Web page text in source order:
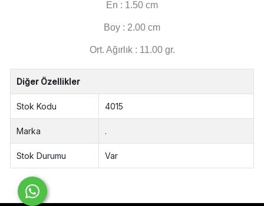
En : 1.50 cm
Boy : 2.00 cm
Ort. Ağırlık : 11.00 gr.
Diğer Özellikler
Stok Kodu 4015
Marka .
Stok Durumu Var